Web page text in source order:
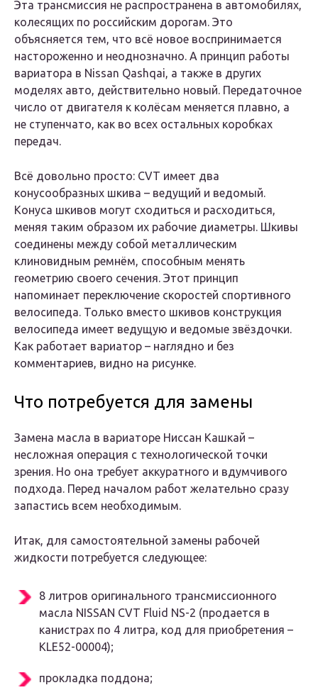
Эта трансмиссия не распространена в автомобилях,
колесящих по российским дорогам. Это
объясняется тем, что всё новое воспринимается
настороженно и неоднозначно. А принцип работы
вариатора в Nissan Qashqai, а также в других
моделях авто, действительно новый. Передаточное
число от двигателя к колёсам меняется плавно, а
не ступенчато, как во всех остальных коробках
передач.
Всё довольно просто: CVT имеет два
конусообразных шкива – ведущий и ведомый.
Конуса шкивов могут сходиться и расходиться,
меняя таким образом их рабочие диаметры. Шкивы
соединены между собой металлическим
клиновидным ремнём, способным менять
геометрию своего сечения. Этот принцип
напоминает переключение скоростей спортивного
велосипеда. Только вместо шкивов конструкция
велосипеда имеет ведущую и ведомые звёздочки.
Как работает вариатор – наглядно и без
комментариев, видно на рисунке.
Что потребуется для замены
Замена масла в вариаторе Ниссан Кашкай –
несложная операция с технологической точки
зрения. Но она требует аккуратного и вдумчивого
подхода. Перед началом работ желательно сразу
запастись всем необходимым.
Итак, для самостоятельной замены рабочей
жидкости потребуется следующее:
8 литров оригинального трансмиссионного
масла NISSAN CVT Fluid NS-2 (продается в
канистрах по 4 литра, код для приобретения –
KLE52-00004);
прокладка поддона;